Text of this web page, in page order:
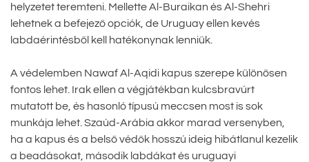
helyzetet teremteni. Mellette Al-Buraikan és Al-Shehri
lehetnek a befejező opciók, de Uruguay ellen kevés
labdaérintésből kell hatékonynak lenniük.
A védelemben Nawaf Al-Aqidi kapus szerepe különösen
fontos lehet. Irak ellen a végjátékban kulcsbravúrt
mutatott be, és hasonló típusú meccsen most is sok
munkája lehet. Szaúd-Arábia akkor marad versenyben,
ha a kapus és a belső védők hosszú ideig hibátlanul kezelik
a beadásokat, második labdákat és uruguayi